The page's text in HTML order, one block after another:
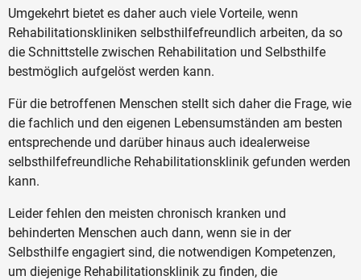
Umgekehrt bietet es daher auch viele Vorteile, wenn
Rehabilitationskliniken selbsthilfefreundlich arbeiten, da so
die Schnittstelle zwischen Rehabilitation und Selbsthilfe
bestmöglich aufgelöst werden kann.
Für die betroffenen Menschen stellt sich daher die Frage, wie
die fachlich und den eigenen Lebensumständen am besten
entsprechende und darüber hinaus auch idealerweise
selbsthilfefreundliche Rehabilitationsklinik gefunden werden
kann.
Leider fehlen den meisten chronisch kranken und
behinderten Menschen auch dann, wenn sie in der
Selbsthilfe engagiert sind, die notwendigen Kompetenzen,
um diejenige Rehabilitationsklinik zu finden, die